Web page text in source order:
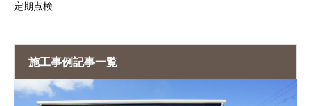
定期点検
施工事例記事一覧